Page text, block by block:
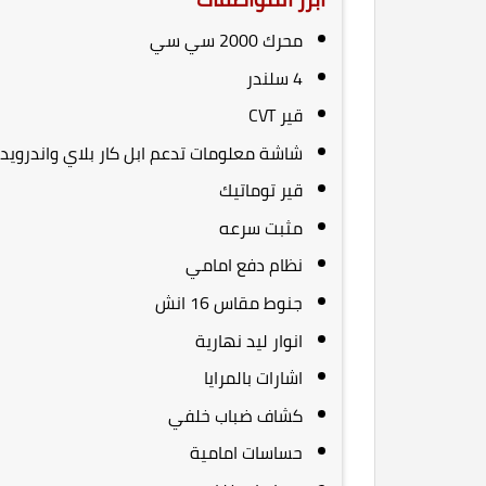
محرك 2000 سي سي
4 سلندر
قير CVT
شاشة معلومات تدعم ابل كار بلاي
قير توماتيك
مثبت سرعه
نظام دفع امامي
جنوط مقاس 16 انش
انوار ليد نهارية
اشارات بالمرايا
كشاف ضباب خلفي
حساسات امامية